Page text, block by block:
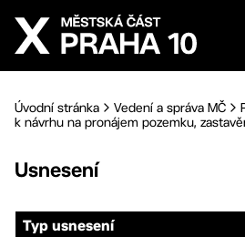
Přejít na hlavní obsah
Úvodní stránka Vedení a správa MČ
k návrhu na pronájem pozemku,
Usnesení
Typ usnesení